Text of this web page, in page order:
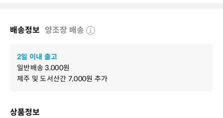
상품정보
배송정보 양조장 배송
2일 이내 출고
일반배송3,000원
제주 및 도서산간 7,000원 추가